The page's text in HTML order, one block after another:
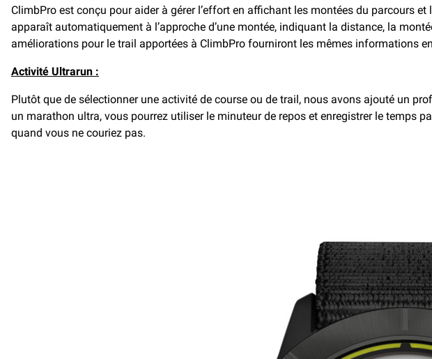
ClimbPro est conçu pour aider à gérer l’effort en affichant les montées du parcours
apparaît automatiquement à l’approche d’une montée, indiquant la distance, la
améliorations pour le trail apportées à ClimbPro fourniront les mêmes informations
Activité Ultrarun :
Plutôt que de sélectionner une activité de course ou de trail, nous avons ajouté un
un marathon ultra, vous pourrez utiliser le minuteur de repos et enregistrer le temps
quand vous ne couriez pas.